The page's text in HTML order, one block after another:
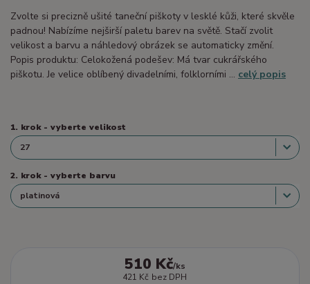
Zvolte si precizně ušité taneční piškoty v lesklé kůži, které skvěle
padnou! Nabízíme nejširší paletu barev na světě. Stačí zvolit
velikost a barvu a náhledový obrázek se automaticky změní.
Popis produktu: Celokožená podešev: Má tvar cukrářského
piškotu. Je velice oblíbený divadelními, folklorními ... celý popis
1. krok - vyberte velikost
2. krok - vyberte barvu
510 Kč/ks
421 Kč bez DPH